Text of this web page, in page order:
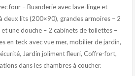
four – Buanderie avec lave-linge et
deux lits (200×90), grandes armoires – 2
et une douche – 2 cabinets de toilettes –
en teck avec vue mer, mobilier de jardin,
Jardin joliment fleuri, Coffre-fort,
dans les chambres à coucher.